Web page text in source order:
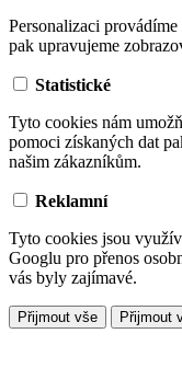
Personalizaci
pak upravujeme
Statistické
Tyto cookies nám
pomoci získaných dat
našim zákazníkům.
Reklamní
Tyto cookies jsou
Googlu pro přenos
vás byly zajímavé.
Přijmout vše Přijmout